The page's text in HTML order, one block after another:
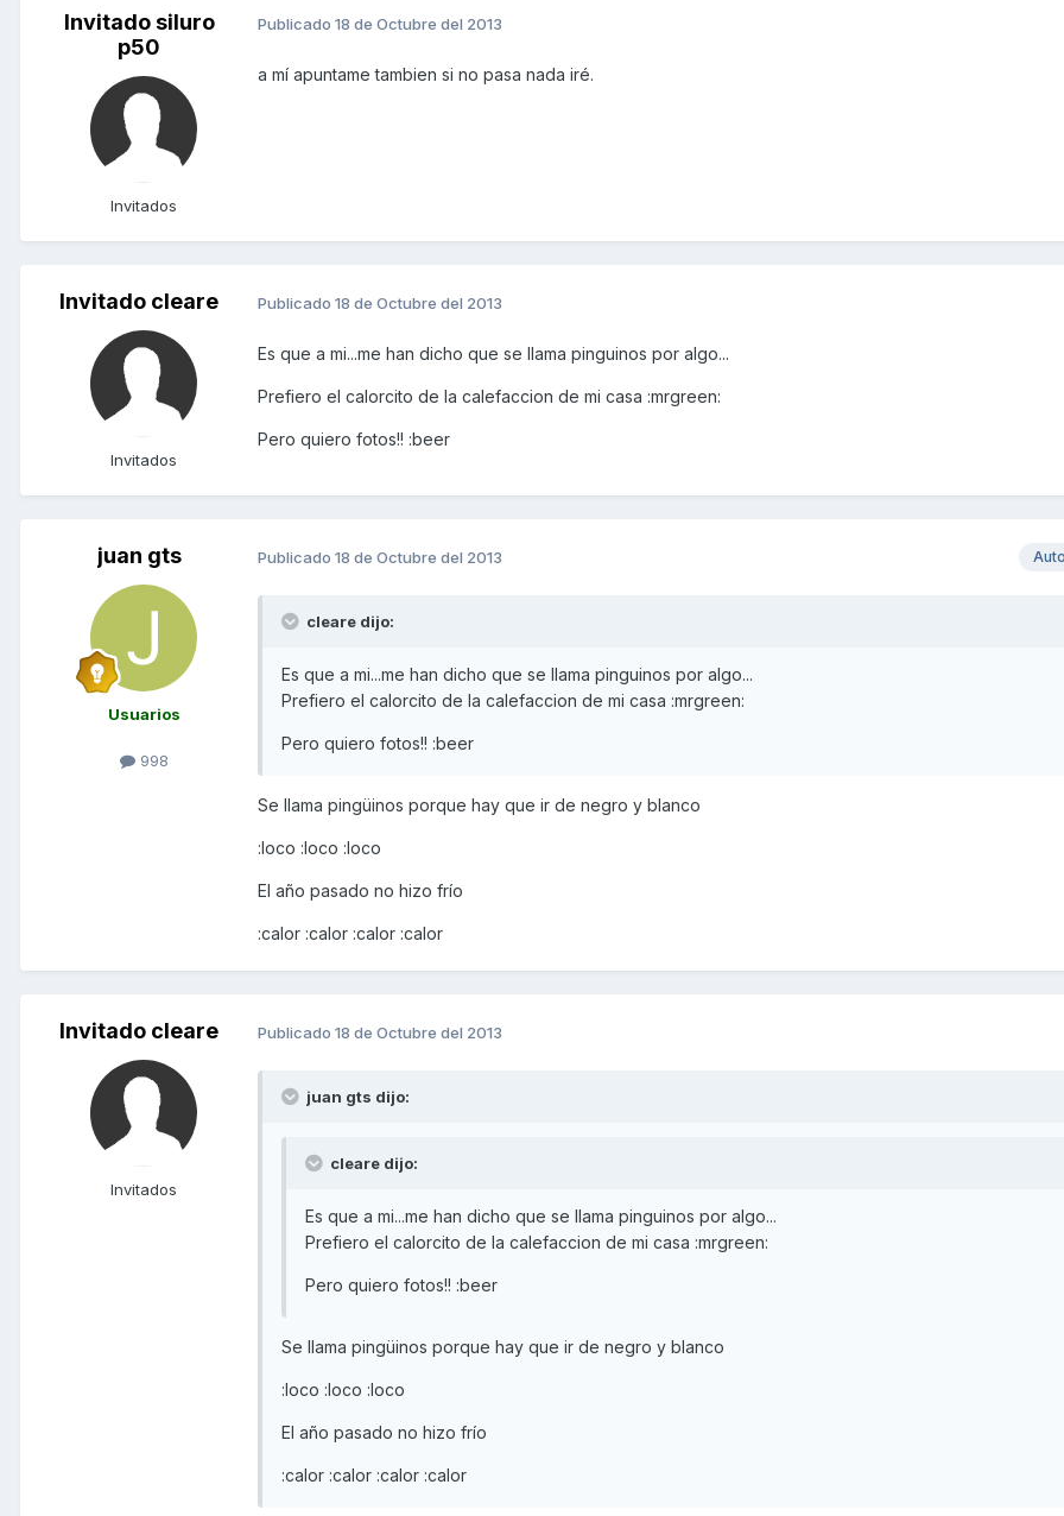
Invitado siluro
p50
Invitados
Publicado 18 de Octubre del 2013
a mí apuntame tambien si no pasa nada iré.
Invitado cleare
Invitados
Publicado 18 de Octubre del 2013
Es que a mi...me han dicho que se llama pinguinos por algo...
Prefiero el calorcito de la calefaccion de mi casa :mrgreen:
Pero quiero fotos!! :beer
juan gts
Usuarios
998
Publicado 18 de Octubre del 2013
cleare dijo:
Es que a mi...me han dicho que se llama pinguinos por algo...
Prefiero el calorcito de la calefaccion de mi casa :mrgreen:
Pero quiero fotos!! :beer
Se llama pingüinos porque hay que ir de negro y blanco
:loco :loco :loco
El año pasado no hizo frío
:calor :calor :calor :calor
Invitado cleare
Invitados
Publicado 18 de Octubre del 2013
juan gts dijo:
cleare dijo:
Es que a mi...me han dicho que se llama pinguinos por algo...
Prefiero el calorcito de la calefaccion de mi casa :mrgreen:
Pero quiero fotos!! :beer
Se llama pingüinos porque hay que ir de negro y blanco
:loco :loco :loco
El año pasado no hizo frío
:calor :calor :calor :calor